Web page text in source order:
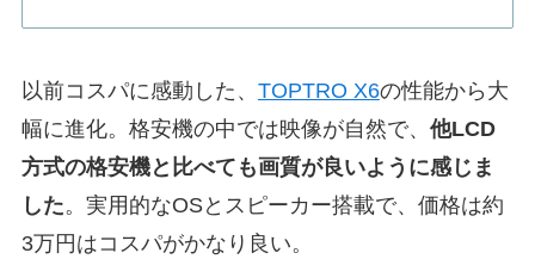
以前コスパに感動した、 TOPTRO X6の性能から大
幅に進化。格安機の中では映像が自然で、 他LCD
方式の格安機と比べても画質が良いように感じま
した。実用的なOSとスピーカー搭載で、価格は約
3万円はコスパがかなり良い。